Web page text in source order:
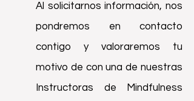
Al solicitarnos información, nos
pondremos en contacto
contigo y valoraremos tu
motivo de con una de nuestras
Instructoras de Mindfulness